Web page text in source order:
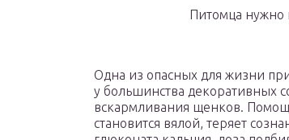
Питомца нужно
Одна из опасных для жизни
у большинства декоративных
вскармливания щенков.
становится вялой, теряет